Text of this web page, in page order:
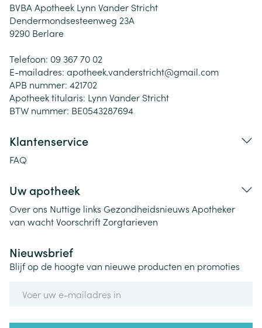
BVBA Apotheek Lynn Vander Stricht
Dendermondsesteenweg 23A
9290 Berlare
Telefoon: 09 367 70 02
E-mailadres: apotheek.vanderstricht@gmail.com
APB nummer: 421702
Apotheek titularis: Lynn Vander Stricht
BTW nummer: BE0543287694
Klantenservice
FAQ
Uw apotheek
Over ons Nuttige links Gezondheidsnieuws Apotheker
van wachtVoorschriftZorgtarieven
Nieuwsbrief
Blijf op de hoogte van nieuwe producten en promoties